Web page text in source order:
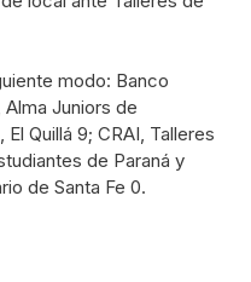
modo: Banco
Alma Juniors de
El Quillá 9; CRAI, Talleres
de Paraná y
de Santa Fe 0.